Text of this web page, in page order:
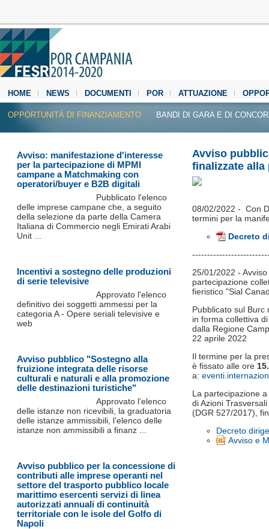
HOME NEWS DOCUMENTI POR ATTUAZIONE
MEDIA CENTER
OPPORTUNITÀ DI FINANZIAMENTO BANDI DI GARA E DI
Avviso
finalizzate alla
08/02/2022 - Con
termini per la
Decreto
25/01/2022 -
partecipazione
fieristico "Sial
Pubblicato sul Burc
in forma collettiva
dalla Regione
22 aprile 2022
Il termine per la
è fissato alle ore
a:
La partecipazione
di Azioni
(DGR 527/2017),
Decreto
Avviso e
Avviso: manifestazione d'interesse
per la partecipazione di MPMI
campane a Matchmaking con
operatori/buyer e B2B digitali
Pubblicato l'elenco
delle imprese campane che, a seguito
della selezione da parte della Camera
Italiana di Commercio negli Emirati Arabi
Unit ...
Incentivi a sostegno delle produzioni
di serie televisive
Approvato l'elenco
definitivo dei soggetti ammessi per la
categoria A - Opere seriali televisive e
web
Avviso pubblico "Sostegno alla
fruizione integrata delle risorse
culturali e naturali e alla promozione
delle destinazioni turistiche"
Approvato l’elenco
delle istanze non ricevibili, la graduatoria
delle istanze ammissibili, l’elenco delle
istanze non ammissibili a finanz ...
Avviso pubblico per la concessione di
contributi alle imprese operanti nel
settore del trasporto pubblico locale
marittimo esercenti servizi di linea
autorizzati annuali di continuità
territoriale con le isole del Golfo di
Napoli